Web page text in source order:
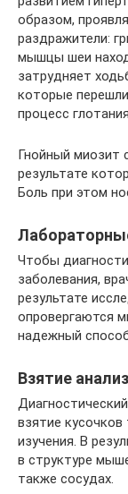
образом,
раздражители:
мышцы шеи
затрудняет
которые
процесс глотания.
Гнойный миозит
результате
Боль при этом
Чтобы
заболевания,
результате
опровергаются
надежный
Взятие
взятие
изучения. В
в структуре
также сосудах.